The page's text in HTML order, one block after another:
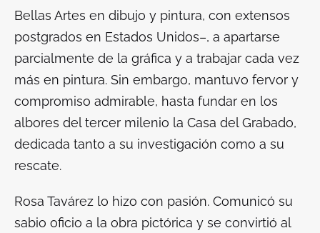
Bellas Artes en dibujo y pintura, con extensos
postgrados en Estados Unidos–, a apartarse
parcialmente de la gráfica y a trabajar cada vez
más en pintura. Sin embargo, mantuvo fervor y
compromiso admirable, hasta fundar en los
albores del tercer milenio la Casa del Grabado,
dedicada tanto a su investigación como a su
rescate.
Rosa Tavárez lo hizo con pasión. Comunicó su
sabio oficio a la obra pictórica y se convirtió al